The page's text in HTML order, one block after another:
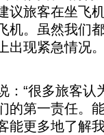
议旅客在坐飞
机。虽然我们
出现紧急情况
“很多旅客认
的第一责任。
能更多地了解